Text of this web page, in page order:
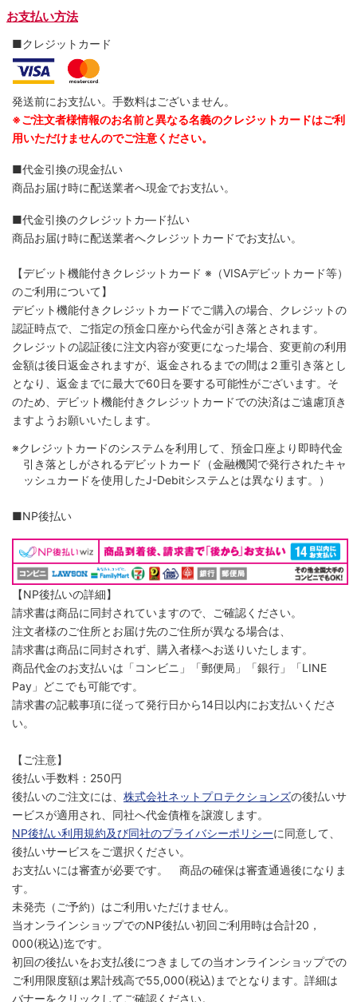
お支払い方法
■クレジットカード
発送前にお支払い。手数料はございません。
※ご注文者様情報のお名前と異なる名義のクレジットカードはご利
用いただけませんのでご注意ください。
■代金引換の現金払い
商品お届け時に配送業者へ現金でお支払い。
■代金引換のクレジットカ―ド払い
商品お届け時に配送業者へクレジットカードでお支払い。
【デビット機能付きクレジットカード ※（VISAデビットカード等）
のご利用について】
デビット機能付きクレジットカードでご購入の場合、クレジットの
認証時点で、ご指定の預金口座から代金が引き落とされます。
クレジットの認証後に注文内容が変更になった場合、変更前の利用
金額は後日返金されますが、返金されるまでの間は２重引き落とし
となり、返金までに最大で60日を要する可能性がございます。そ
のため、デビット機能付きクレジットカードでの決済はご遠慮頂き
ますようお願いいたします。
※クレジットカードのシステムを利用して、預金口座より即時代金
引き落としがされるデビットカード（金融機関で発行されたキャ
ッシュカードを使用したJ-Debitシステムとは異なります。）
■NP後払い
【NP後払いの詳細】
請求書は商品に同封されていますので、ご確認ください。
注文者様のご住所とお届け先のご住所が異なる場合は、
請求書は商品に同封されず、購入者様へお送りいたします。
商品代金のお支払いは「コンビニ」「郵便局」「銀行」「LINE
Pay」どこでも可能です。
請求書の記載事項に従って発行日から14日以内にお支払いくださ
い。
【ご注意】
後払い手数料：250円
後払いのご注文には、 株式会社ネットプロテクションズの後払いサ
ービスが適用され、同社へ代金債権を譲渡します。
NP後払い利用規約及び同社のプライバシーポリシーに同意して、
後払いサービスをご選択ください。
お支払いには審査が必要です。 商品の確保は審査通過後になりま
す。
未発売（ご予約）はご利用いただけません。
当オンラインショップでのNP後払い初回ご利用時は合計20，
000(税込)迄です。
初回の後払いをお支払後につきましての当オンラインショップでの
ご利用限度額は累計残高で55,000(税込)までとなります。詳細は
バナーをクリックしてご確認ください。